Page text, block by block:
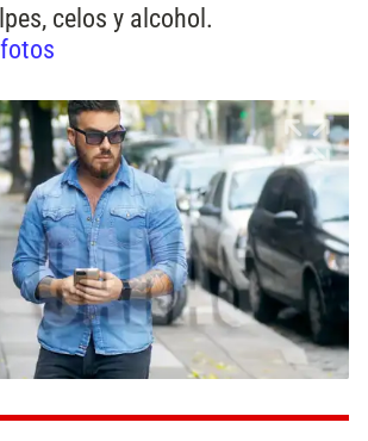
celos y alcohol.